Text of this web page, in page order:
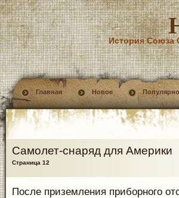
История Союза
Главная Новое
Самолет-снаряд для Америки
Страница 12
После приземления приборного